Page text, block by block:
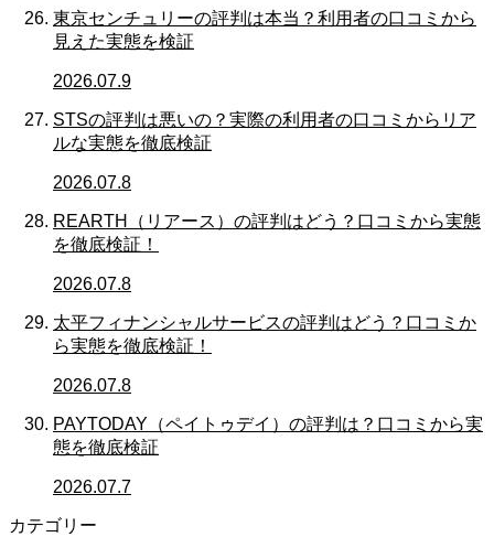
東京センチュリーの評判は本当？利用者の口コミから
見えた実態を検証
2026.07.9
STSの評判は悪いの？実際の利用者の口コミからリア
ルな実態を徹底検証
2026.07.8
REARTH（リアース）の評判はどう？口コミから実態
を徹底検証！
2026.07.8
太平フィナンシャルサービスの評判はどう？口コミか
ら実態を徹底検証！
2026.07.8
PAYTODAY（ペイトゥデイ）の評判は？口コミから実
態を徹底検証
2026.07.7
カテゴリー